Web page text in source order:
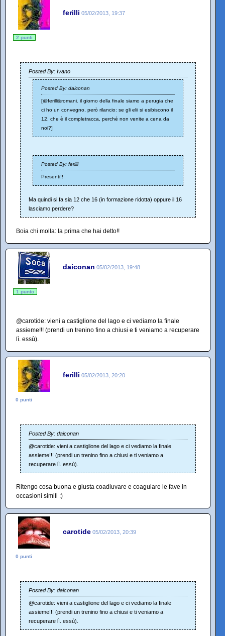
ferilli 05/02/2013, 19:37
2 punti
Posted By: Ivano
Posted By: daiconan
[@ferilli&romani. il giorno della finale siamo a perugia che
ci ho un convegno, però rilancio: se gli elii si esibiscono il
12, che è il completracca, perché non venite a cena da
noi?]
Posted By: ferilli
Presenti!!
Ma quindi si fa sia 12 che 16 (in formazione ridotta) oppure il 16
lasciamo perdere?
Boia chi molla: la prima che hai detto!!
daiconan 05/02/2013, 19:48
1 punto
@carotide: vieni a castiglione del lago e ci vediamo la finale
assieme!!! (prendi un trenino fino a chiusi e ti veniamo a recuperare
lì. essù).
ferilli 05/02/2013, 20:20
0 punti
Posted By: daiconan
@carotide: vieni a castiglione del lago e ci vediamo la finale
assieme!!! (prendi un trenino fino a chiusi e ti veniamo a
recuperare lì. essù).
Ritengo cosa buona e giusta coadiuvare e coagulare le fave in
occasioni simili :)
carotide 05/02/2013, 20:39
0 punti
Posted By: daiconan
@carotide: vieni a castiglione del lago e ci vediamo la finale
assieme!!! (prendi un trenino fino a chiusi e ti veniamo a
recuperare lì. essù).